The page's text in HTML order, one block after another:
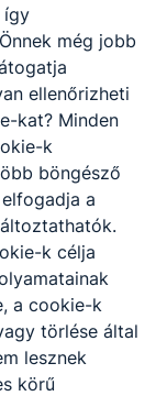
den
így
még jobb
ellenőrizheti
kat? Minden
k
böngésző
a
k célja
a cookie-k
törlése által
lesznek
körű